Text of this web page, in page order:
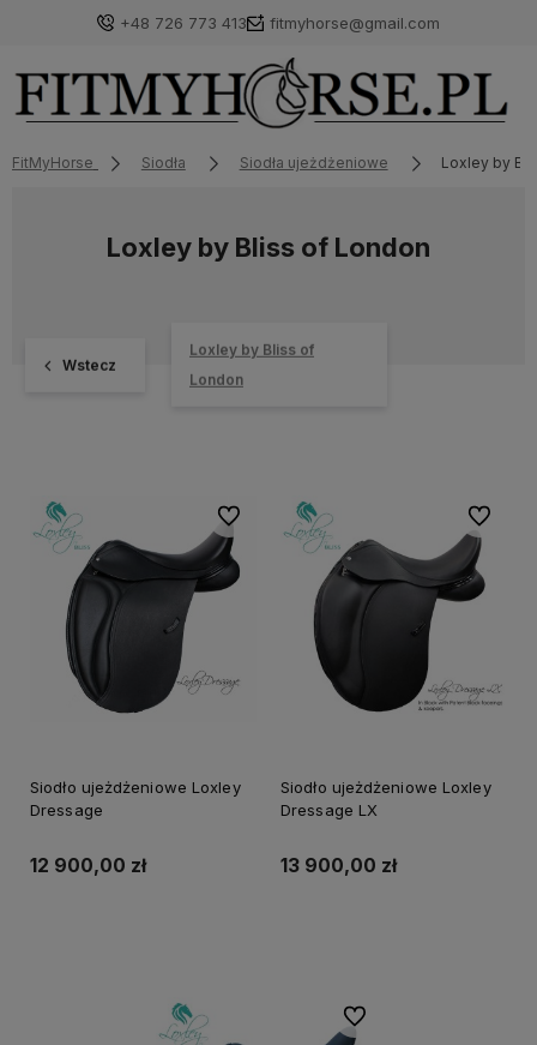
+48 726 773 413 fitmyhorse@gmail.com
FitMyHorse Siodła Siodła ujeżdżeniowe Loxley by
Loxley by Bliss of London
Wstecz
Loxley by Bliss of
London
Siodło ujeżdżeniowe Loxley
Dressage
12 900,00 zł
Do ulubionych
Siodło ujeżdżeniowe Loxley
Dressage LX
13 900,00 zł
Do
Do ulubionych